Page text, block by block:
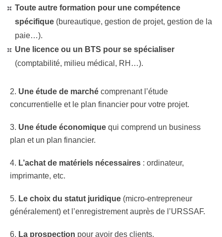
Toute autre formation pour une compétence
spécifique (bureautique, gestion de projet, gestion de la
paie…).
Une licence ou un BTS pour se spécialiser
(comptabilité, milieu médical, RH…).
2. Une étude de marché comprenant l’étude
concurrentielle et le plan financier pour votre projet.
3. Une étude économique qui comprend un business
plan et un plan financier.
4. L’achat de matériels nécessaires : ordinateur,
imprimante, etc.
5. Le choix du statut juridique (micro-entrepreneur
généralement) et l’enregistrement auprès de l’URSSAF.
6. La prospection pour avoir des clients.